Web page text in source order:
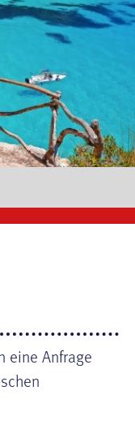
eine Anfrage